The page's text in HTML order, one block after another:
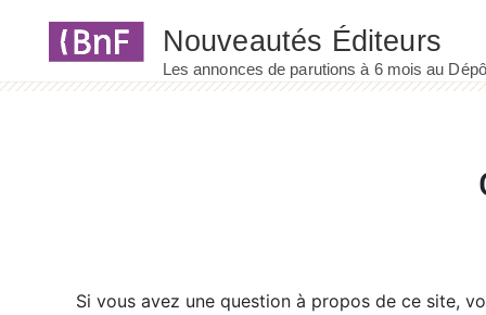
Si vous avez une question à propos de ce site,